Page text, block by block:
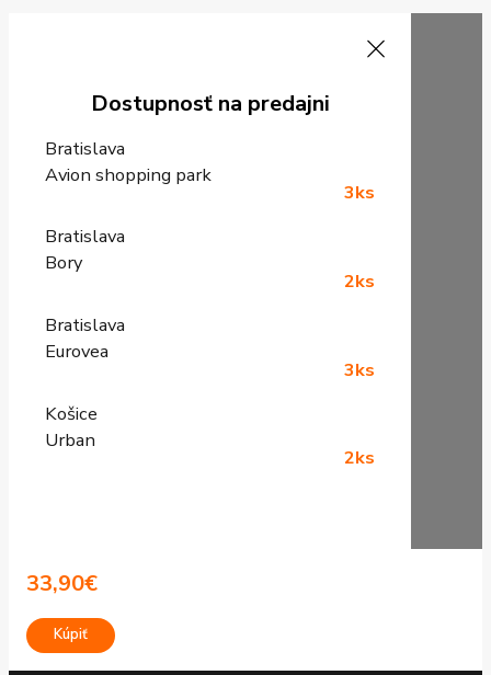
Dostupnosť na predajni
Bratislava
Avion shopping park
3ks
Bratislava
Bory
2ks
Bratislava
Eurovea
3ks
Košice
Urban
2ks
33,90€
Kúpiť